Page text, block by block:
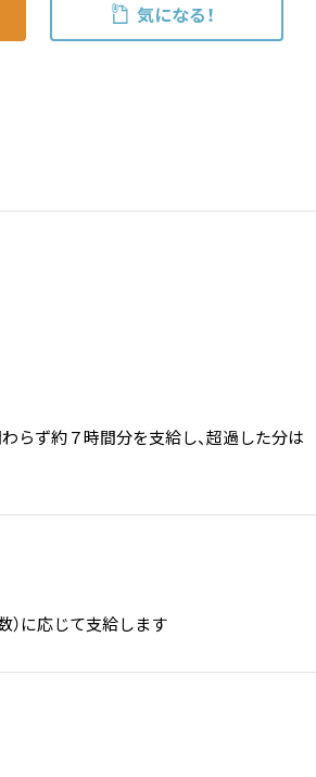
気になる！
らず約７時間分を支給し、超過した分は
に応じて支給します